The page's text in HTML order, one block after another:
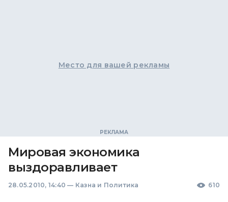
Место для вашей рекламы
Мировая экономика
выздоравливает
28.05.2010, 14:40 — Казна и Политика 610